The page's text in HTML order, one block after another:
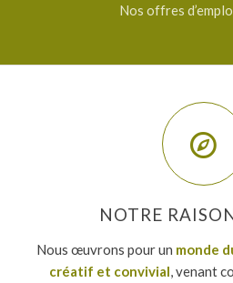
Nos offres
NOTRE
Nous œuvrons pour un monde
créatif et convivial , venant